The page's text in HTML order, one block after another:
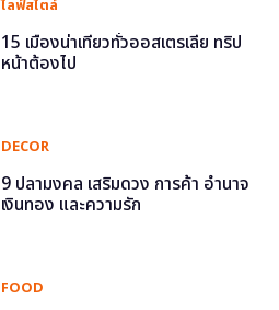
ไลฟ์สไตล์
15 เมืองน่าเที่ยวทั่วออสเตรเลีย ทริป
หน้าต้องไป
DECOR
9 ปลามงคล เสริมดวง การค้า อำนาจ
เงินทอง และความรัก
FOOD